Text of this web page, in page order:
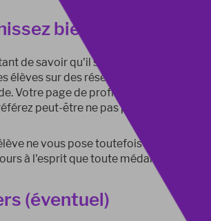
bien à votre choix.
de savoir qu'il s'agit d'un choix
élèves sur des réseaux sociaux. Si
Votre page de profil divulgue
peut-être ne pas partager avec des
ne vous pose toutefois aucun
à l'esprit que toute médaille peut
(éventuel)